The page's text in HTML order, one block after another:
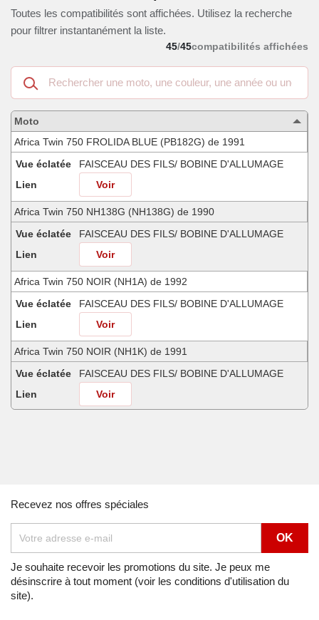
Toutes les compatibilités sont affichées. Utilisez la recherche
pour filtrer instantanément la liste.
45/45compatibilités affichées
Recherche
dans
les
motos
compatibles
Moto
Africa Twin 750 FROLIDA BLUE (PB182G) de 1991
Vue éclatée
FAISCEAU DES FILS/ BOBINE D'ALLUMAGE
Lien
Voir
Africa Twin 750 NH138G (NH138G) de 1990
Vue éclatée
FAISCEAU DES FILS/ BOBINE D'ALLUMAGE
Lien
Voir
Africa Twin 750 NOIR (NH1A) de 1992
Vue éclatée
FAISCEAU DES FILS/ BOBINE D'ALLUMAGE
Lien
Voir
Africa Twin 750 NOIR (NH1K) de 1991
Vue éclatée
FAISCEAU DES FILS/ BOBINE D'ALLUMAGE
Lien
Voir
FAISCEAU DES FILS/ BOBINE D'ALLUMAGE
Lien
Voir
Africa Twin 750 SHASTA WHITE (NH138H) de 1992
Vue éclatée
FAISCEAU DES FILS/ BOBINE D'ALLUMAGE
Lien
Recevez nos offres spéciales
Je souhaite recevoir les promotions du site. Je peux me
désinscrire à tout moment (voir les conditions d'utilisation du
site).